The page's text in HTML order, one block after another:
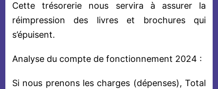
Cette trésorerie nous servira à assurer la
réimpression des livres et brochures qui
s’épuisent.
Analyse du compte de fonctionnement 2024 :
Si nous prenons les charges (dépenses), Total